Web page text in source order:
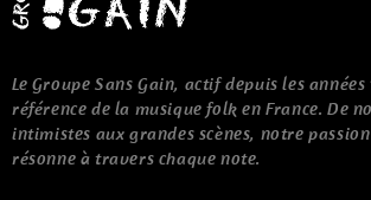
Le Groupe Sans Gain, actif depuis les années
référence de la musique folk en France. De
intimistes aux grandes scènes, notre
résonne à travers chaque note.